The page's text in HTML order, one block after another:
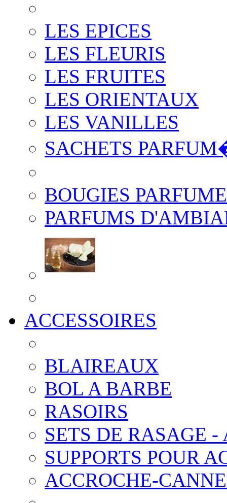
LES EPICES
LES FLEURIS
LES FRUITES
LES ORIENTAUX
LES VANILLES
SACHETS
BOUGIES
PARFUMS
ACCESSOIRES
BLAIREAUX
BOL A BARBE
RASOIRS
SETS DE RASAGE -
SUPPORTS POUR
ACCROCHE-